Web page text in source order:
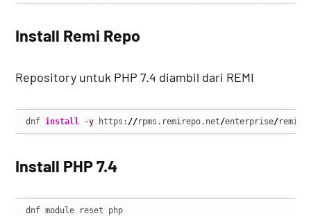
Install Remi Repo
Repository untuk PHP 7.4 diambil dari REMI
dnf install -y https: //rpms.remirepo.net/enterprise/remi-
Install PHP 7.4
dnf module reset php